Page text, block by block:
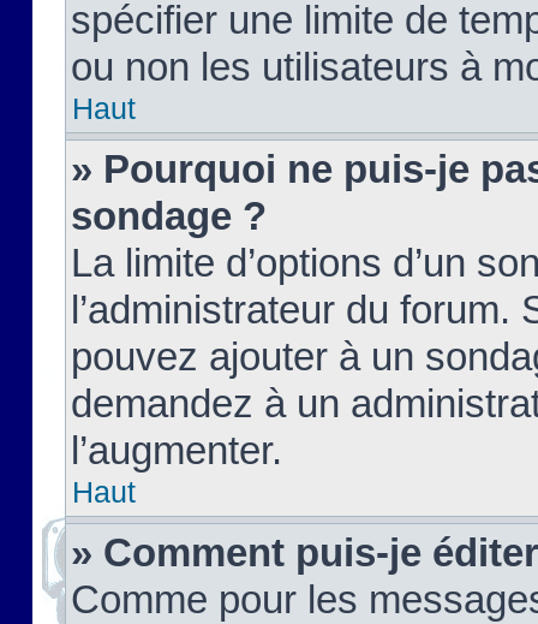
spécifier une limite de
ou non les utilisateurs à
Haut
» Pourquoi ne puis-je
sondage ?
La limite d’options d’un
l’administrateur du forum.
pouvez ajouter à un
demandez à un
l’augmenter.
Haut
» Comment puis-je
Comme pour les